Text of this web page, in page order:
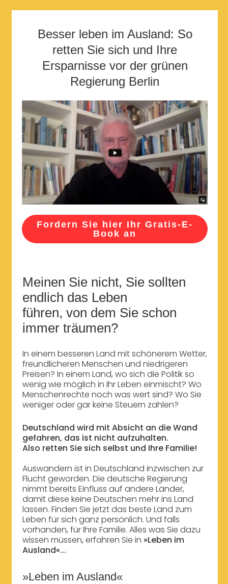
Besser leben im Ausland: So
retten Sie sich und Ihre
Ersparnisse vor der grünen
Regierung Berlin
Fordern Sie hier Ihr Gratis-E-
Book an
Meinen Sie nicht, Sie sollten
endlich das Leben
führen, von dem Sie schon
immer träumen?
In einem besseren Land mit schönerem Wetter,
freundlicheren Menschen und niedrigeren
Preisen? In einem Land, wo sich die Politik so
wenig wie möglich in Ihr Leben einmischt? Wo
Menschenrechte noch was wert sind? Wo Sie
weniger oder gar keine Steuern zahlen?
Deutschland wird mit Absicht an die Wand
gefahren, das ist nicht aufzuhalten.
Also retten Sie sich selbst und Ihre Familie!
Auswandern ist in Deutschland inzwischen zur
Flucht geworden. Die deutsche Regierung
nimmt bereits Einfluss auf andere Länder,
damit diese keine Deutschen mehr ins Land
lassen. Finden Sie jetzt das beste Land zum
Leben für sich ganz persönlich. Und falls
vorhanden, für Ihre Familie. Alles was Sie dazu
wissen müssen, erfahren Sie in »Leben im
Ausland«...
»Leben im Ausland«